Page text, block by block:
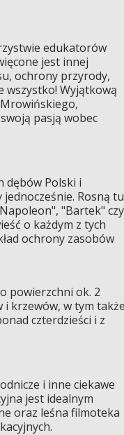
edukatorów
jest innej
ochrony przyrody,
wszystko! Wyjątkową
pasją wobec
dębów Polski i
Rosną tu
"Bartek" czy
o każdym z tych
ochrony zasobów
powierzchni ok. 2
i krzewów, w tym
czterdzieści i z
i inne ciekawe
jest idealnym
oraz leśna filmoteka